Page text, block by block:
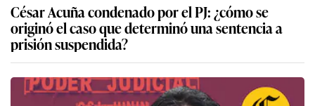
César Acuña condenado por el PJ: ¿cómo se
originó el caso que determinó una sentencia a
prisión suspendida?